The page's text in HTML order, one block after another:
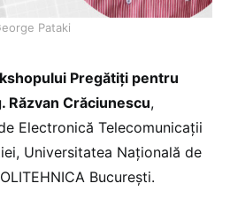
Pataki
Pregătiți pentru
Răzvan Crăciunescu,
Electronică Telecomunicații
Universitatea Națională de
București.